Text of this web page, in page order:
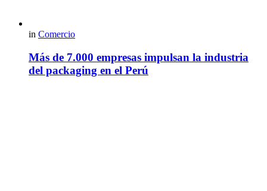
in Comercio
Más de 7.000 empresas impulsan la industria
del packaging en el Perú